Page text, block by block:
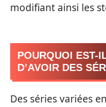
modifiant ainsi les
POURQUOI EST-
D’AVOIR DES
Des séries variées